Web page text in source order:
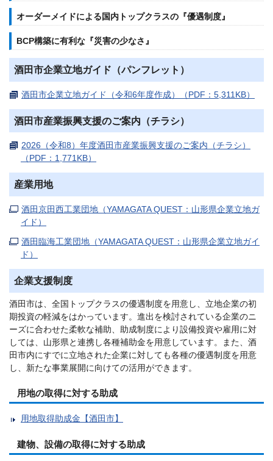
オーダーメイドによる国内トップクラスの『優遇制度』
BCP構築に有利な『災害の少なさ』
酒田市企業立地ガイド（パンフレット）
酒田市企業立地ガイド（令和6年度作成）（PDF：5,311KB）
酒田市産業振興支援のご案内（チラシ）
2026（令和8）年度酒田市産業振興支援のご案内（チラシ）
（PDF：1,771KB）
産業用地
酒田京田西工業団地（YAMAGATA QUEST：山形県企業立地ガ
イド）
酒田臨海工業団地（YAMAGATA QUEST：山形県企業立地ガイ
ド）
企業支援制度
酒田市は、全国トップクラスの優遇制度を用意し、立地企業の初
期投資の軽減をはかっています。進出を検討されている企業のニ
ーズに合わせた柔軟な補助、助成制度により設備投資や雇用に対
しては、山形県と連携し各種補助金を用意しています。また、酒
田市内にすでに立地された企業に対しても各種の優遇制度を用意
し、新たな事業展開に向けての活用ができます。
用地の取得に対する助成
用地取得助成金【酒田市】
建物、設備の取得に対する助成